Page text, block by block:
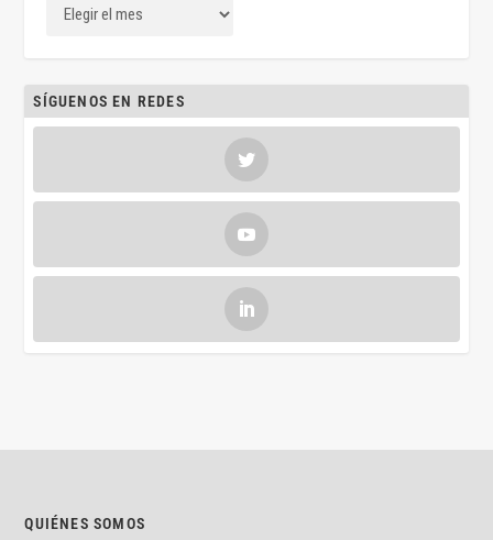
SÍGUENOS EN REDES
QUIÉNES SOMOS